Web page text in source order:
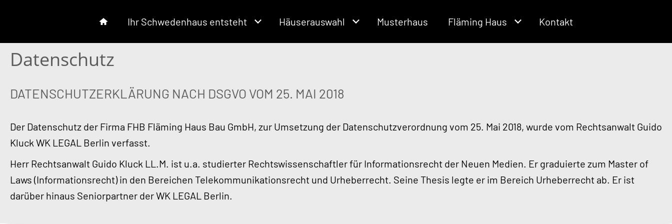
Ihr Schwedenhaus entsteht Häuserauswahl Musterhaus Fläming Haus Kontakt
Datenschutz
DATENSCHUTZERKLÄRUNG NACH DSGVO VOM 25. MAI 2018
Der Datenschutz der Firma FHB Fläming Haus Bau GmbH, zur Umsetzung der Datenschutzverordnung vom 25. Mai 2018, wurde vom Rechtsanwalt Guido
Kluck WK LEGAL Berlin verfasst.
Herr Rechtsanwalt Guido Kluck LL.M. ist u.a. studierter Rechtswissenschaftler für Informationsrecht der Neuen Medien. Er graduierte zum Master of
Laws (Informationsrecht) in den Bereichen Telekommunikationsrecht und Urheberrecht. Seine Thesis legte er im Bereich Urheberrecht ab. Er ist
darüber hinaus Seniorpartner der WK LEGAL Berlin.